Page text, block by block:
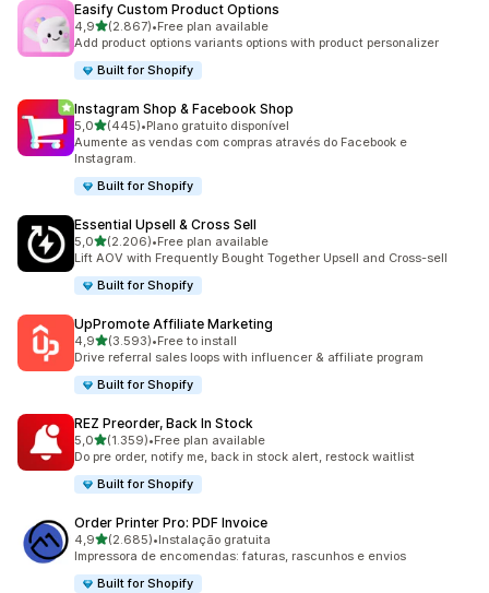
Easify Custom Product Options
4,9de 5 estrelas
(2.867)
2867 total de avaliações
•Free plan available
Add product options variants options with product personalizer
Built for Shopify
Instagram Shop & Facebook Shop
5,0de 5 estrelas
(445)
445 total de avaliações
•Plano gratuito disponível
Aumente as vendas com compras através do Facebook e
Instagram.
Built for Shopify
Essential Upsell & Cross Sell
5,0de 5 estrelas
(2.206)
2206 total de avaliações
•Free plan available
Lift AOV with Frequently Bought Together Upsell and Cross-sell
Built for Shopify
UpPromote Affiliate Marketing
4,9de 5 estrelas
(3.593)
3593 total de avaliações
•Free to install
Drive referral sales loops with influencer & affiliate program
Built for Shopify
REZ Preorder, Back In Stock
5,0de 5 estrelas
(1.359)
1359 total de avaliações
•Free plan available
Do pre order, notify me, back in stock alert, restock waitlist
Built for Shopify
Order Printer Pro: PDF Invoice
4,9de 5 estrelas
(2.685)
2685 total de avaliações
•Instalação gratuita
Impressora de encomendas: faturas, rascunhos e envios
Built for Shopify